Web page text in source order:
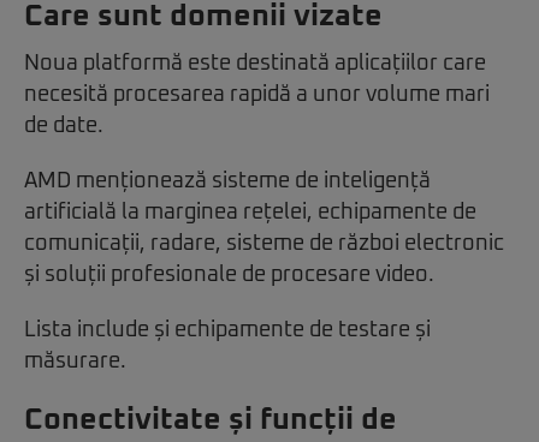
Care sunt domenii vizate
Noua platformă este destinată aplicațiilor care
necesită procesarea rapidă a unor volume mari
de date.
AMD menționează sisteme de inteligență
artificială la marginea rețelei, echipamente de
comunicații, radare, sisteme de război electronic
și soluții profesionale de procesare video.
Lista include și echipamente de testare și
măsurare.
Conectivitate și funcții de